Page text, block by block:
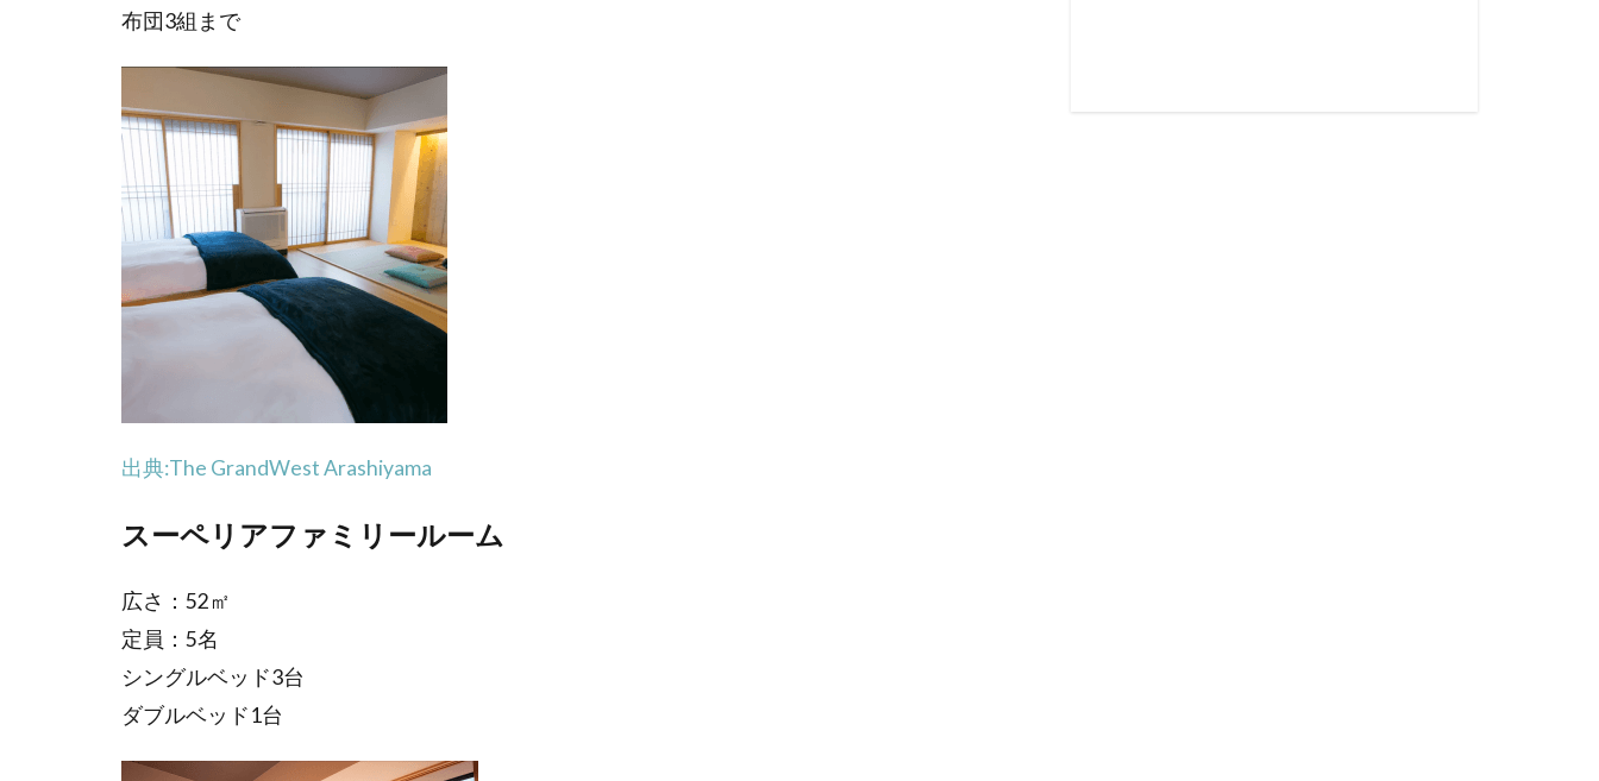
布団3組まで
出典:The GrandWest Arashiyama
スーペリアファミリールーム
広さ：52㎡
定員：5名
シングルベッド3台
ダブルベッド1台